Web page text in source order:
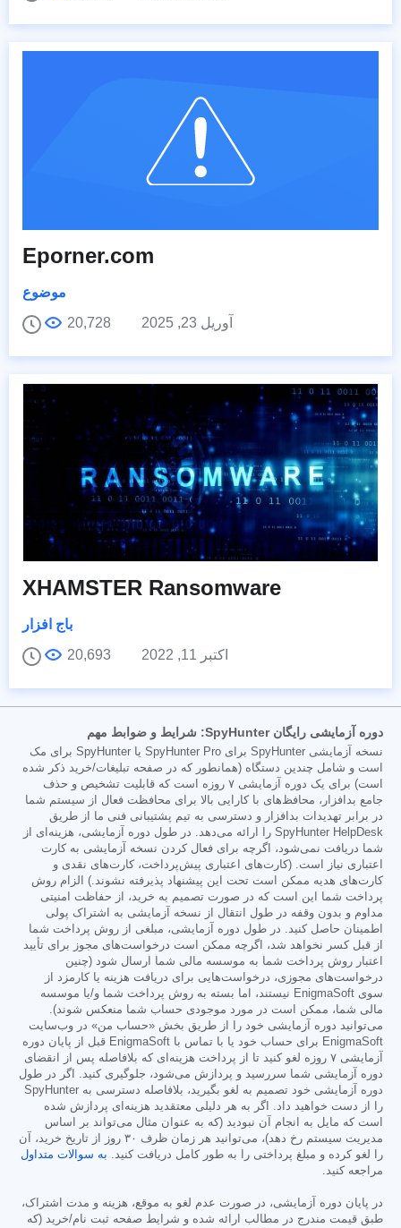
Eporner.com
موضوع
آوریل 23, 2025
20,728
XHAMSTER Ransomware
باج افزار
اکتبر 11, 2022
20,693
دوره آزمایشی رایگان SpyHunter: شرایط و ضوابط مهم
نسخه آزمایشی SpyHunter برای SpyHunter Pro یا SpyHunter برای مک
است و شامل چندین دستگاه (همانطور که در صفحه تبلیغات/خرید ذکر شده
است) برای یک دوره آزمایشی ۷ روزه است که قابلیت تشخیص و حذف
جامع بدافزار، محافظ‌های با کارایی بالا برای محافظت فعال از سیستم شما
در برابر تهدیدات بدافزار و دسترسی به تیم پشتیبانی فنی ما از طریق
SpyHunter HelpDesk را ارائه می‌دهد. در طول دوره آزمایشی، هزینه‌ای از
شما دریافت نمی‌شود، اگرچه برای فعال کردن نسخه آزمایشی به کارت
اعتباری نیاز است. (کارت‌های اعتباری پیش‌پرداخت، کارت‌های نقدی و
کارت‌های هدیه ممکن است تحت این پیشنهاد پذیرفته نشوند.) الزام روش
پرداخت شما این است که در صورت تصمیم به خرید، از حفاظت امنیتی
مداوم و بدون وقفه در طول انتقال از نسخه آزمایشی به اشتراک پولی
اطمینان حاصل کنید. در طول دوره آزمایشی، مبلغی از روش پرداخت شما
از قبل کسر نخواهد شد، اگرچه ممکن است درخواست‌های مجوز برای تأیید
اعتبار روش پرداخت شما به موسسه مالی شما ارسال شود (چنین
درخواست‌های مجوزی، درخواست‌هایی برای دریافت هزینه یا کارمزد از
سوی EnigmaSoft نیستند، اما بسته به روش پرداخت شما و/یا موسسه
مالی شما، ممکن است در مورد موجودی حساب شما منعکس شوند).
می‌توانید دوره آزمایشی خود را از طریق بخش «حساب من» در وب‌سایت
EnigmaSoft برای حساب خود یا با تماس با EnigmaSoft قبل از پایان دوره
آزمایشی ۷ روزه لغو کنید تا از پرداخت هزینه‌ای که بلافاصله پس از انقضای
دوره آزمایشی شما سررسید و پردازش می‌شود، جلوگیری کنید. اگر در طول
دوره آزمایشی خود تصمیم به لغو بگیرید، بلافاصله دسترسی به SpyHunter
را از دست خواهید داد. اگر به هر دلیلی معتقدید هزینه‌ای پردازش شده
است که مایل به انجام آن نبودید (که به عنوان مثال می‌تواند بر اساس
مدیریت سیستم رخ دهد)، می‌توانید هر زمان ظرف ۳۰ روز از تاریخ خرید، آن
را لغو کرده و مبلغ پرداختی را به طور کامل دریافت کنید. به سوالات متداول
مراجعه کنید.
در پایان دوره آزمایشی، در صورت عدم لغو به موقع، هزینه و مدت اشتراک،
طبق قیمت مندرج در مطالب ارائه شده و شرایط صفحه ثبت نام/خرید (که